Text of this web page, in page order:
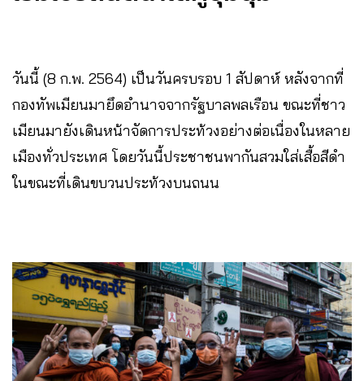
วันนี้ (8 ก.พ. 2564) เป็นวันครบรอบ 1 สัปดาห์ หลังจากที่
กองทัพเมียนมายึดอำนาจจากรัฐบาลพลเรือน ขณะที่ชาว
เมียนมายังเดินหน้าจัดการประท้วงอย่างต่อเนื่องในหลาย
เมืองทั่วประเทศ โดยวันนี้ประชาชนพากันสวมใส่เสื้อสีดำ
ในขณะที่เดินขบวนประท้วงบนถนน